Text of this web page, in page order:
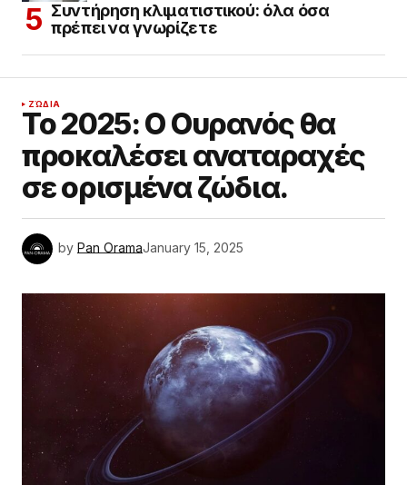
Συντήρηση κλιματιστικού: όλα όσα
πρέπει να γνωρίζετε
ΖΏΔΙΑ
Το 2025: Ο Ουρανός θα
προκαλέσει αναταραχές
σε ορισμένα ζώδια.
by Pan OramaJanuary 15, 2025